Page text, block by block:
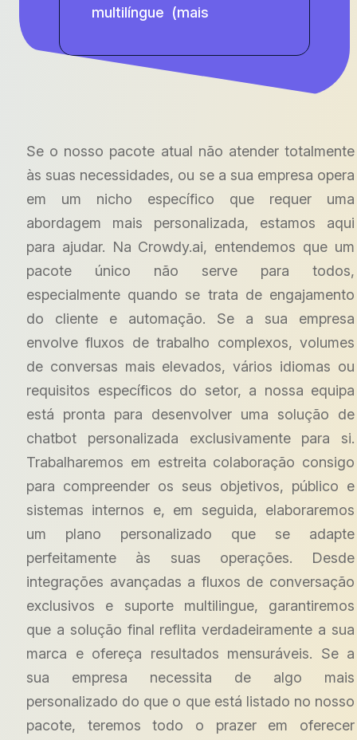
multilíngue (mais
Se o nosso pacote atual não atender totalmente
às suas necessidades, ou se a sua empresa opera
em um nicho específico que requer uma
abordagem mais personalizada, estamos aqui
para ajudar. Na Crowdy.ai, entendemos que um
pacote único não serve para todos,
especialmente quando se trata de engajamento
do cliente e automação. Se a sua empresa
envolve fluxos de trabalho complexos, volumes
de conversas mais elevados, vários idiomas ou
requisitos específicos do setor, a nossa equipa
está pronta para desenvolver uma solução de
chatbot personalizada exclusivamente para si.
Trabalharemos em estreita colaboração consigo
para compreender os seus objetivos, público e
sistemas internos e, em seguida, elaboraremos
um plano personalizado que se adapte
perfeitamente às suas operações. Desde
integrações avançadas a fluxos de conversação
exclusivos e suporte multilingue, garantiremos
que a solução final reflita verdadeiramente a sua
marca e ofereça resultados mensuráveis. Se a
sua empresa necessita de algo mais
personalizado do que o que está listado no nosso
pacote, teremos todo o prazer em oferecer